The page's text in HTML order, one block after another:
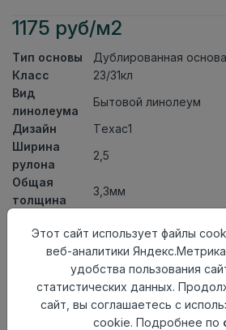
1175 руб/м2
Тип основы
Дублированная основа
Класс
23/31кл
Вид
линолеума
Бытовой линолеум
Дизайн
Техас1
Ширина
рулона
2,5
Общая
толщина
3,3мм
защитного
0,30мм
АктуальностьАктуален
Страна
происхождения
Этот сайт использует файлы
веб-аналитики
удобства пользования
статистических данных.
сайт, вы соглашаетесь с
cookie. Подробнее по